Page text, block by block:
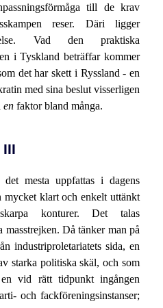
till de krav
reser. Däri ligger
Vad den praktiska
i Tyskland beträffar kommer
det har skett i Ryssland - en
med sina beslut visserligen
enfaktor bland många.
III
mesta uppfattas i dagens
mycket klart och enkelt uttänkt
skarpa konturer. Det talas
Då tänker man på
industriproletariatets sida, en
starka politiska skäl, och som
vid rätt tidpunkt ingången
och fackföreningsinstanser;